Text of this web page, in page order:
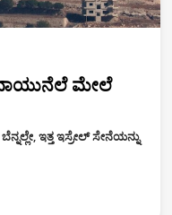
ಮೇಲೆ
ಇತ್ತ ಇಸ್ರೇಲ್‌ ಸೇನೆಯನ್ನು